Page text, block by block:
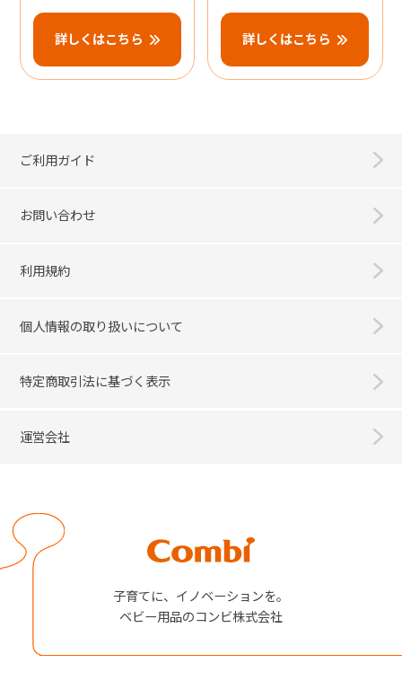
詳しくはこちら 詳しくはこちら
ご利用ガイド
お問い合わせ
利用規約
個人情報の取り扱いについて
特定商取引法に基づく表示
運営会社
子育てに、イノベーションを。
ベビー用品のコンビ株式会社